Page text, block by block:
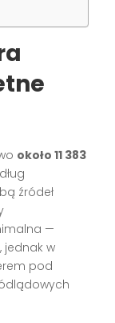
około 11 383
źródeł
—
, jednak w
pod